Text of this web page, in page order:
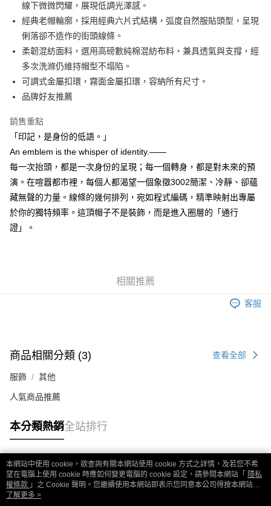
每筆NT$60，滿NT$850(含以上)免運費
國際運費測試
線下微微閃耀，展現低調光澤感。
經典老帽輪廓，採用經典六片式結構，弧度自然服貼頭型，呈現
俐落卻不造作的街頭線條。
柔韌混紡面料，選用高磅數純棉混紡布料，兼具透氣與支撐，經
多次洗滌仍維持帽型不塌陷。
可調式金屬扣環，霧面金屬扣環，容納所有尺寸。
品牌好友推薦
銷售重點
「印記，是身份的低語。」
An emblem is the whisper of identity.——
每一次抬頭，都是一次身份的呈現；每一個轉身，都是對未來的預
演。在喧囂都市裡，每個人都渴望一個象徵3002簡潔、冷靜、卻蘊
藏無聲的力量。線條的幾何排列，宛如程式編碼，精準映射出專屬
於你的獨特頻率。這頂帽子不是裝飾，而是進入圈層的「通行
證」。
相關推薦
客服
商品相關分類 (3) 查看全部
服飾 其他
人氣商品推薦
本分類熱銷全站排行
熱門標籤
本網站中使用 cookie，欲查詢有關本網站使用 cookie 方式之詳情，及若您不希
望在電腦上使用 cookie 時應如何變更電腦的 cookie 設定，請參閱本網站「 隱私
權條款 」之 Cookie 聲明。您繼續使用本網站即表示您同意本公司得按本網站使
用條款之 Cookie 聲明使用 cookie。
了解更多 >